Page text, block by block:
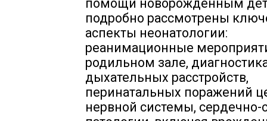
помощи новорожденным
подробно рассмотрены
аспекты неонатологии:
реанимационные
родильном зале,
дыхательных расстройств,
перинатальных поражений
нервной системы, сердечно-